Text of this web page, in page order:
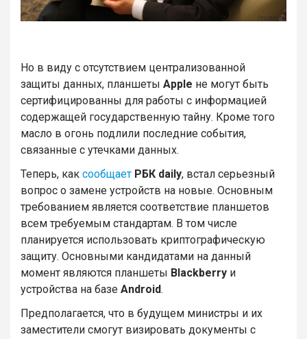
Но в виду с отсутствием централизованной
защиты данных, планшеты Apple не могут быть
сертифицированны для работы с информацией
содержащей государственную тайну. Кроме того
масло в огонь подлили последние события,
связанные с утечками данных.
Теперь, как сообщает РБК daily, встал серьезный
вопрос о замене устройств на новые. Основным
требованием является соответствие планшетов
всем требуемым стандартам. В том числе
планируется использовать криптографическую
защиту. Основными кандидатами на данный
момент являются планшеты Blackberry и
устройства на базе Android.
Предполагается, что в будущем министры и их
заместители смогут визировать документы с